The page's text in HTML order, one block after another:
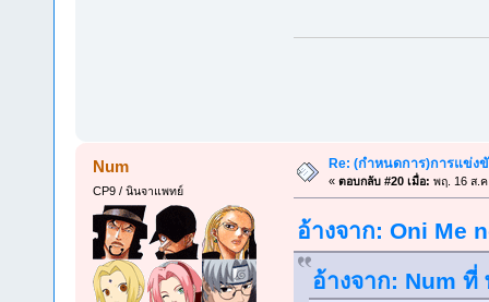
Num
CP9 / นินจาแพทย์
Re: (กำหนดการ)การแข่ง
« ตอบกลับ #20 เมื่อ: พฤ. 16 ส.ค
อ้างจาก: Oni Me
อ้างจาก: Num ที่